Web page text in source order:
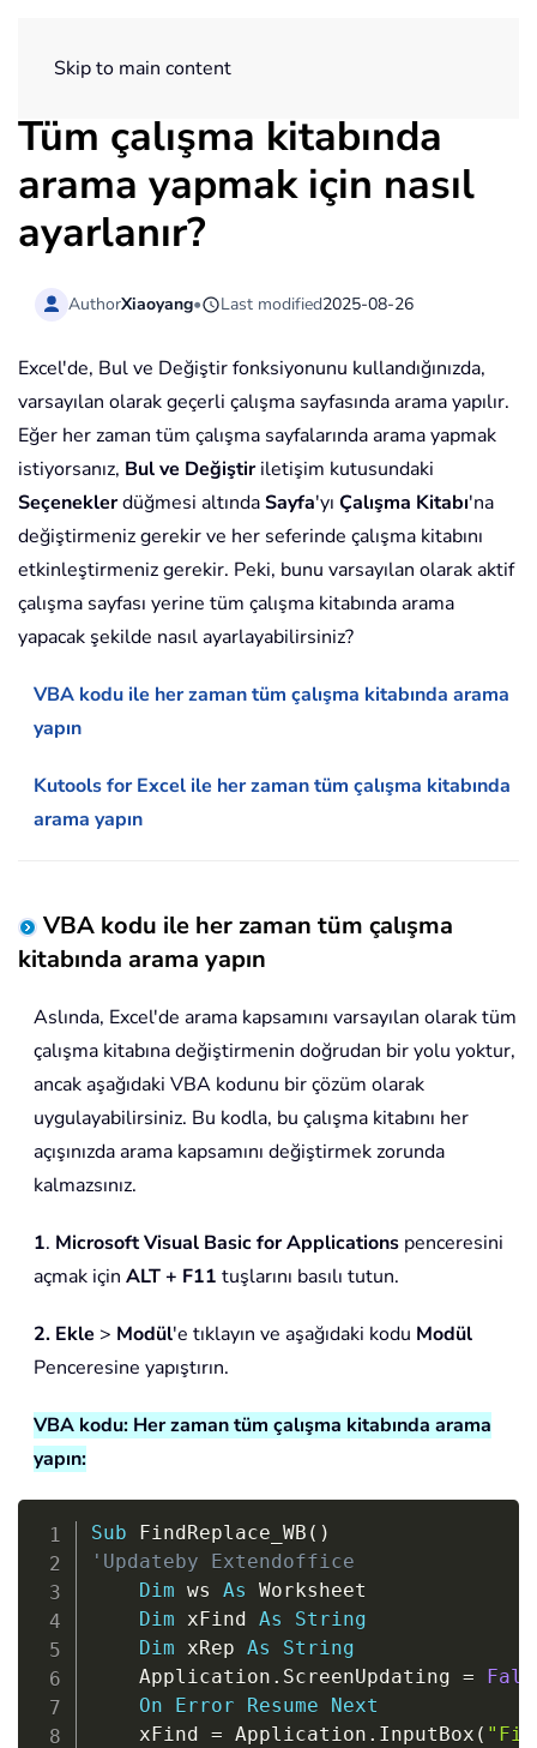
Skip to main content
Tüm çalışma kitabında
arama yapmak için nasıl
ayarlanır?
AuthorXiaoyang• Last modified2025-08-26
Excel'de, Bul ve Değiştir fonksiyonunu kullandığınızda,
varsayılan olarak geçerli çalışma sayfasında arama yapılır.
Eğer her zaman tüm çalışma sayfalarında arama yapmak
istiyorsanız, Bul ve Değiştiriletişim kutusundaki
Seçeneklerdüğmesi altındaSayfa'yı Çalışma Kitabı'na
değiştirmeniz gerekir ve her seferinde çalışma kitabını
etkinleştirmeniz gerekir. Peki, bunu varsayılan olarak aktif
çalışma sayfası yerine tüm çalışma kitabında arama
yapacak şekilde nasıl ayarlayabilirsiniz?
VBA kodu ile her zaman tüm çalışma kitabında arama
yapın
Kutools for Excel ile her zaman tüm çalışma kitabında
arama yapın
VBA kodu ile her zaman tüm çalışma
kitabında arama yapın
Aslında, Excel'de arama kapsamını varsayılan olarak tüm
çalışma kitabına değiştirmenin doğrudan bir yolu yoktur,
ancak aşağıdaki VBA kodunu bir çözüm olarak
uygulayabilirsiniz. Bu kodla, bu çalışma kitabını her
açışınızda arama kapsamını değiştirmek zorunda
kalmazsınız.
1. Microsoft Visual Basic for Applications penceresini
açmak için ALT + F11 tuşlarını basılı tutun.
2. Ekle > Modül'e tıklayın ve aşağıdaki kodu Modül
Penceresine yapıştırın.
VBA kodu: Her zaman tüm çalışma kitabında arama
yapın:
Sub FindReplace_WB ( )
'Updateby Extendoffice
Dim ws As Worksheet
Dim xFind As
String
Dim xRep As
String
    Application
. ScreenUpdating =
On
Error Resume
Next
    xFind
= Application . InputBox (